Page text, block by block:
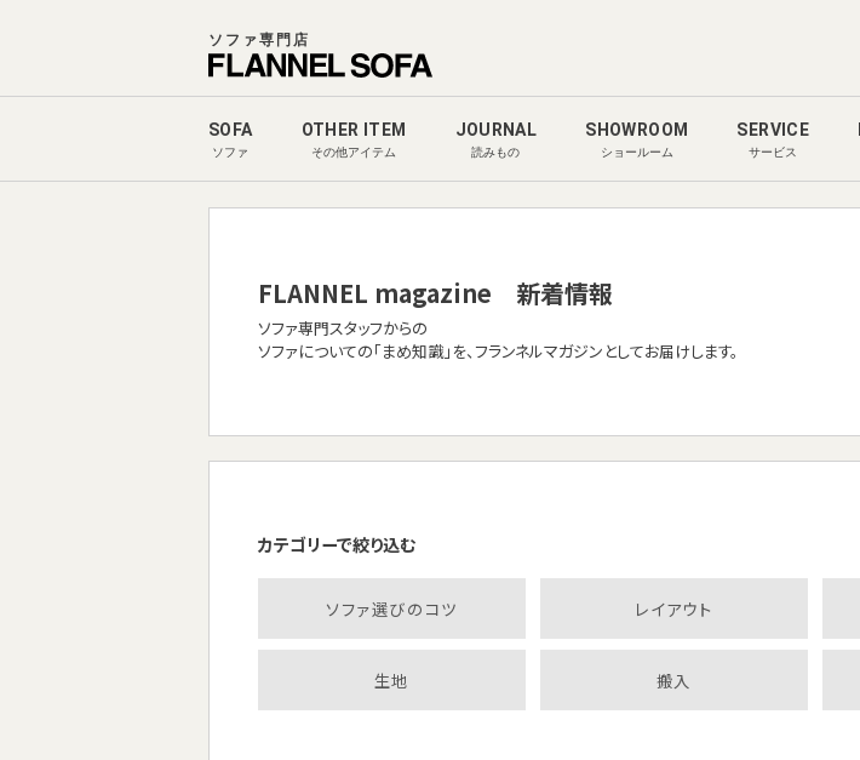
ソファ専門店
SOFA
ソファ
OTHER ITEM
その他アイテム
JOURNAL
読みもの
SHOWROOM
ショールーム
SERVICE
サービス
FLANNEL magazine 新着情報
ソファ専門スタッフからの
ソファについての「まめ知識」を、フランネルマガジンとしてお届けします。
カテゴリーで絞り込む
ソファ選びのコツ レイアウト
生地 搬入